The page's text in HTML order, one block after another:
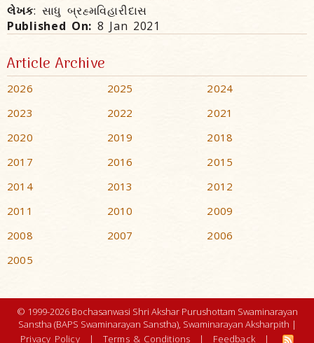
લેખક: સાધુ બ્રહ્મવિહારીદાસ
Published On: 8 Jan 2021
Article Archive
2026 2025
2024
2023
2022
2021
2020
2019
2018
2017
2016
2015
2014
2013
2012
2011
2010
2009
2008
2007
2006
2005
© 1999-2026 Bochasanwasi Shri Akshar Purushottam Swaminarayan
Sanstha (BAPS Swaminarayan Sanstha), Swaminarayan Aksharpith |
Privacy Policy
| Terms & Conditions | Feedback |